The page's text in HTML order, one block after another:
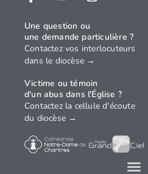
Une question ou
une demande particulière ?
Contactez vos interlocuteurs
dans le diocèse →
Victime ou témoin
d'un abus dans l'Église ?
Contactez la cellule d'écoute
du diocèse →